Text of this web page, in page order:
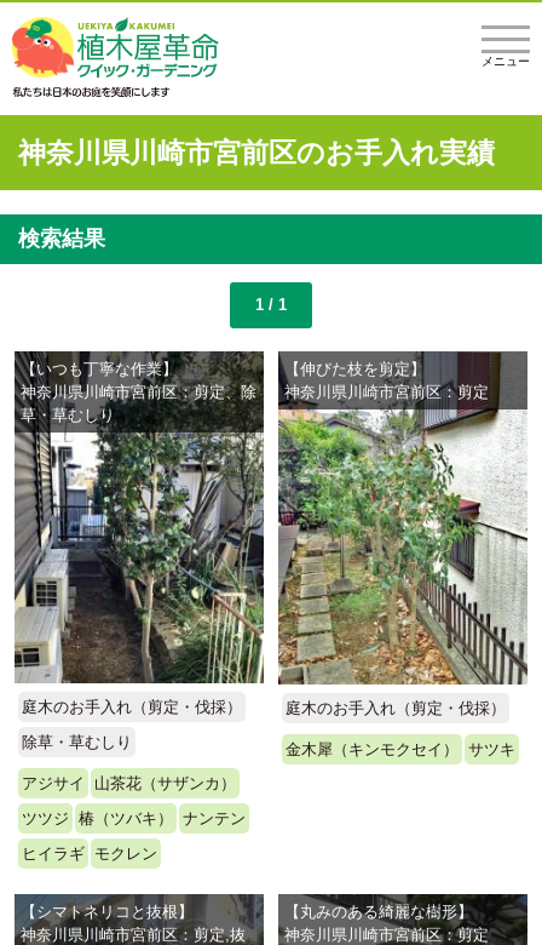
メニュー
神奈川県川崎市宮前区のお手入れ実績
検索結果
1 / 1
【いつも丁寧な作業】
神奈川県川崎市宮前区：剪定、除
草・草むしり
庭木のお手入れ（剪定・伐採）
除草・草むしり
アジサイ
山茶花（サザンカ）
ツツジ 椿（ツバキ）
ナンテン
ヒイラギ モクレン
【伸びた枝を剪定】
神奈川県川崎市宮前区：剪定
庭木のお手入れ（剪定・伐採）
金木犀（キンモクセイ） サツキ
【シマトネリコと抜根】
神奈川県川崎市宮前区：剪定,抜
【丸みのある綺麗な樹形】
神奈川県川崎市宮前区：剪定